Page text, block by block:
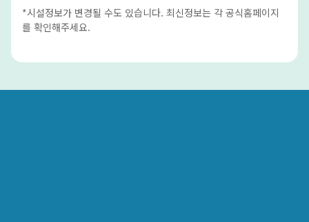
*시설정보가 변경될 수도 있습니다. 최신정보는 각 공식홈페이지
를 확인해주세요.